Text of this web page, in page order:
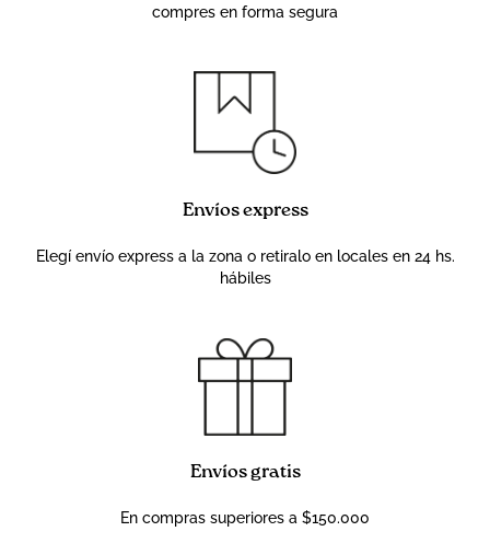
compres en forma segura
Envíos express
Elegí envío express a la zona o retiralo en locales en 24 hs.
hábiles
Envíos gratis
En compras superiores a $150.000